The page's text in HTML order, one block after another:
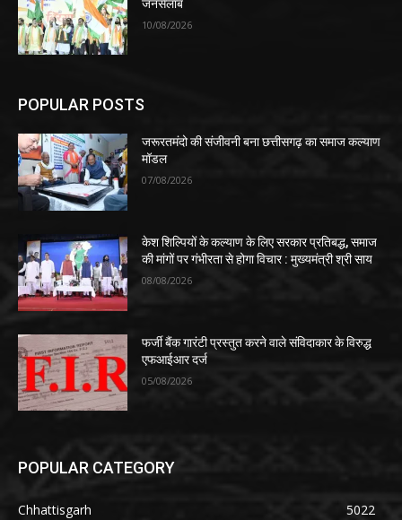
जनसैलाब
10/08/2026
POPULAR POSTS
जरूरतमंदो की संजीवनी बना छत्तीसगढ़ का समाज कल्याण
मॉडल
07/08/2026
केश शिल्पियों के कल्याण के लिए सरकार प्रतिबद्ध, समाज
की मांगों पर गंभीरता से होगा विचार : मुख्यमंत्री श्री साय
08/08/2026
फर्जी बैंक गारंटी प्रस्तुत करने वाले संविदाकार के विरुद्ध
एफआईआर दर्ज
05/08/2026
POPULAR CATEGORY
Chhattisgarh
5022